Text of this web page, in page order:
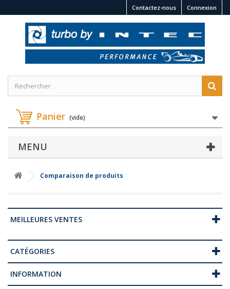
Connexion
Contactez-nous
Panier (vide)
MENU
Comparaison de produits
MEILLEURES VENTES
CATÉGORIES
INFORMATION